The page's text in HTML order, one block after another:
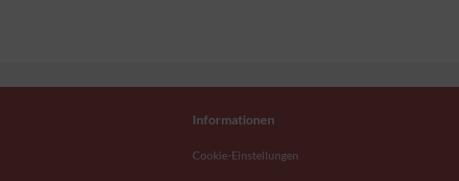
Informationen
Cookie-Einstellungen